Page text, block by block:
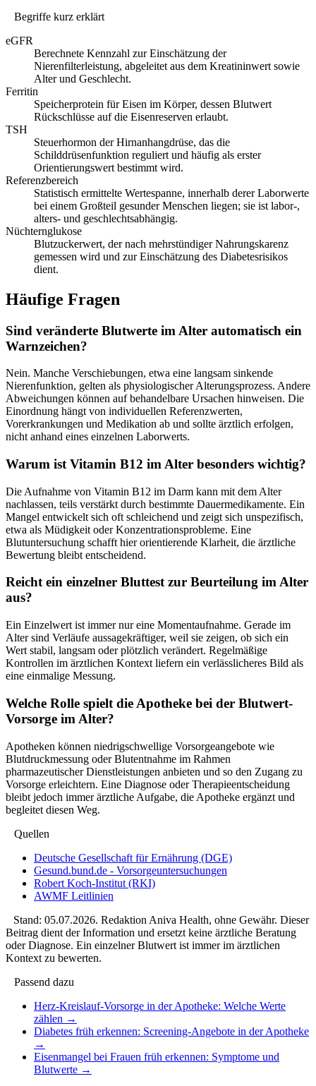
Begriffe kurz erklärt
eGFR
Berechnete Kennzahl zur Einschätzung der
Nierenfilterleistung, abgeleitet aus dem Kreatininwert sowie
Alter und Geschlecht.
Ferritin
Speicherprotein für Eisen im Körper, dessen Blutwert
Rückschlüsse auf die Eisenreserven erlaubt.
TSH
Steuerhormon der Hirnanhangdrüse, das die
Schilddrüsenfunktion reguliert und häufig als erster
Orientierungswert bestimmt wird.
Referenzbereich
Statistisch ermittelte Wertespanne, innerhalb derer Laborwerte
bei einem Großteil gesunder Menschen liegen; sie ist labor-,
alters- und geschlechtsabhängig.
Nüchternglukose
Blutzuckerwert, der nach mehrstündiger Nahrungskarenz
gemessen wird und zur Einschätzung des Diabetesrisikos
dient.
Häufige Fragen
Sind veränderte Blutwerte im Alter automatisch ein
Warnzeichen?
Nein. Manche Verschiebungen, etwa eine langsam sinkende
Nierenfunktion, gelten als physiologischer Alterungsprozess. Andere
Abweichungen können auf behandelbare Ursachen hinweisen. Die
Einordnung hängt von individuellen Referenzwerten,
Vorerkrankungen und Medikation ab und sollte ärztlich erfolgen,
nicht anhand eines einzelnen Laborwerts.
Warum ist Vitamin B12 im Alter besonders wichtig?
Die Aufnahme von Vitamin B12 im Darm kann mit dem Alter
nachlassen, teils verstärkt durch bestimmte Dauermedikamente. Ein
Mangel entwickelt sich oft schleichend und zeigt sich unspezifisch,
etwa als Müdigkeit oder Konzentrationsprobleme. Eine
Blutuntersuchung schafft hier orientierende Klarheit, die ärztliche
Bewertung bleibt entscheidend.
Reicht ein einzelner Bluttest zur Beurteilung im Alter
aus?
Ein Einzelwert ist immer nur eine Momentaufnahme. Gerade im
Alter sind Verläufe aussagekräftiger, weil sie zeigen, ob sich ein
Wert stabil, langsam oder plötzlich verändert. Regelmäßige
Kontrollen im ärztlichen Kontext liefern ein verlässlicheres Bild als
eine einmalige Messung.
Welche Rolle spielt die Apotheke bei der Blutwert-
Vorsorge im Alter?
Apotheken können niedrigschwellige Vorsorgeangebote wie
Blutdruckmessung oder Blutentnahme im Rahmen
pharmazeutischer Dienstleistungen anbieten und so den Zugang zu
Vorsorge erleichtern. Eine Diagnose oder Therapieentscheidung
bleibt jedoch immer ärztliche Aufgabe, die Apotheke ergänzt und
begleitet diesen Weg.
Quellen
Deutsche Gesellschaft für Ernährung (DGE)
Gesund.bund.de - Vorsorgeuntersuchungen
Robert Koch-Institut (RKI)
AWMF Leitlinien
Stand: 05.07.2026. Redaktion Aniva Health, ohne Gewähr. Dieser
Beitrag dient der Information und ersetzt keine ärztliche Beratung
oder Diagnose. Ein einzelner Blutwert ist immer im ärztlichen
Kontext zu bewerten.
Passend dazu
Herz-Kreislauf-Vorsorge in der Apotheke: Welche Werte
zählen →
Diabetes früh erkennen: Screening-Angebote in der Apotheke
→
Eisenmangel bei Frauen früh erkennen: Symptome und
Blutwerte →